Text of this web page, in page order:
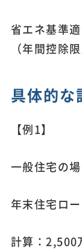
省エネ基準
（年間控除
具体的な
【例1】
一般住宅の
年末住宅ロ
計算：2,500